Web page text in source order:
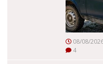
08/08/
4